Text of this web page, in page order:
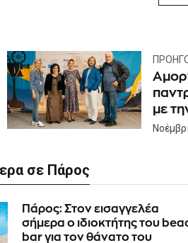
με
σε Πάρος
Πάρος: Στον εισαγγελέα
σήμερα ο ιδιοκτήτης του
bar για τον θάνατο του